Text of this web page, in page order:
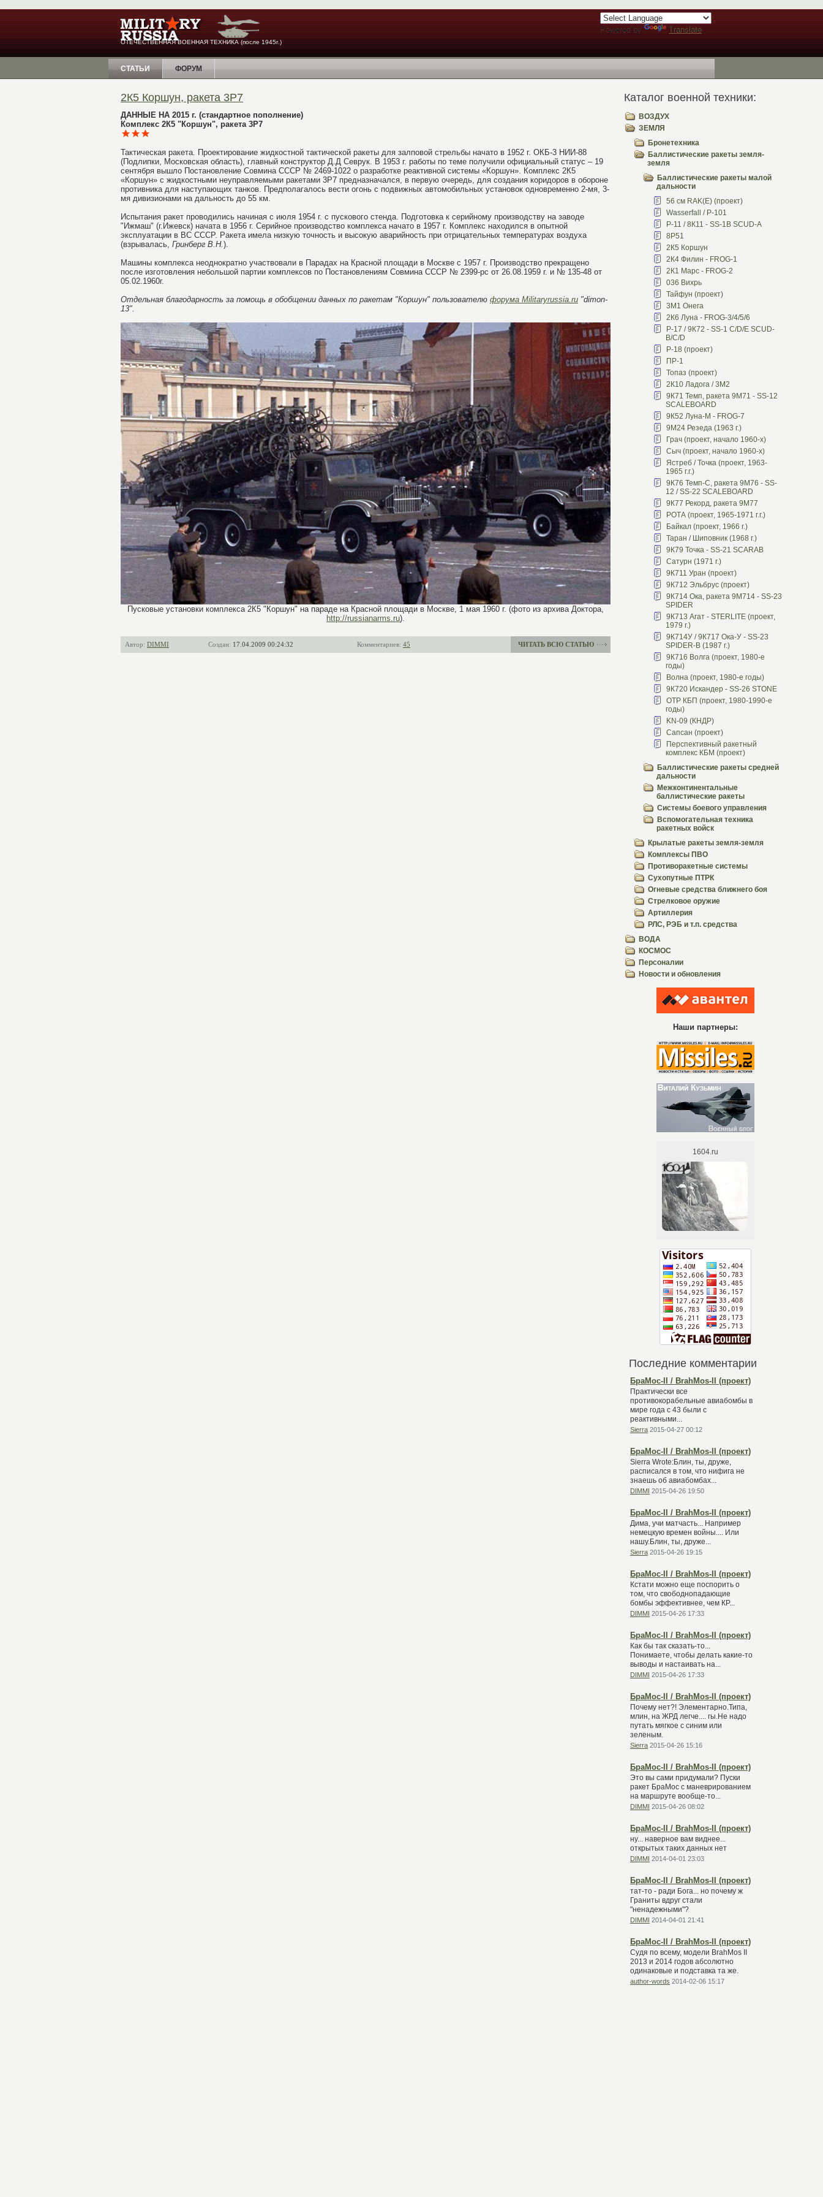
Powered by Translate
ОТЕЧЕСТВЕННАЯ ВОЕННАЯ ТЕХНИКА (после 1945г.)
СТАТЬИ ФОРУМ
2К5 Коршун, ракета 3Р7
ДАННЫЕ НА 2015 г. (стандартное пополнение)
Комплекс 2К5 "Коршун", ракета 3Р7
Тактическая ракета. Проектирование жидкостной тактической ракеты для залповой стрельбы начато в 1952 г. ОКБ-3 НИИ-88
(Подлипки, Московская область), главный конструктор Д.Д Севрук. В 1953 г. работы по теме получили официальный статус – 19
сентября вышло Постановление Совмина СССР № 2469-1022 о разработке реактивной системы «Коршун». Комплекс 2К5
«Коршун» с жидкостными неуправляемыми ракетами 3Р7 предназначался, в первую очередь, для создания коридоров в обороне
противника для наступающих танков. Предполагалось вести огонь с подвижных автомобильных установок одновременно 2-мя, 3-
мя дивизионами на дальность до 55 км.
Испытания ракет проводились начиная с июля 1954 г. с пускового стенда. Подготовка к серийному производству на заводе
"Ижмаш" (г.Ижевск) начата в 1956 г. Серийное производство комплекса начато в 1957 г. Комплекс находился в опытной
эксплуатации в ВС СССР. Ракета имела низкую точность и высокую аварийность при отрицательных температурах воздуха
(взрывалась, Гринберг В.Н.).
Машины комплекса неоднократно участвовали в Парадах на Красной площади в Москве с 1957 г. Производство прекращено
после изготовления небольшой партии комплексов по Постановлениям Совмина СССР № 2399-рс от 26.08.1959 г. и № 135-48 от
05.02.1960г.
Отдельная благодарность за помощь в обобщении данных по ракетам "Коршун" пользователю форума Militaryrussia.ru "dimon-
13".
Пусковые установки комплекса 2К5 "Коршун" на параде на Красной площади в Москве, 1 мая 1960 г. (фото из архива Доктора,
http://russianarms.ru).
Автор: DIMMI Создан: 17.04.2009 00:24:32 Комментариев: 45 ЧИТАТЬ ВСЮ СТАТЬЮ
Каталог военной техники:
ВОЗДУХ
ЗЕМЛЯ
Бронетехника
Баллистические ракеты земля-
земля
Баллистические ракеты малой
дальности
56 см RAK(E) (проект)
Wasserfall / Р-101
Р-11 / 8К11 - SS-1B SCUD-A
8Р51
2К5 Коршун
2К4 Филин - FROG-1
2К1 Марс - FROG-2
036 Вихрь
Тайфун (проект)
3М1 Онега
2К6 Луна - FROG-3/4/5/6
Р-17 / 9К72 - SS-1 C/D/E SCUD-
B/C/D
Р-18 (проект)
ПР-1
Топаз (проект)
2К10 Ладога / 3М2
9К71 Темп, ракета 9М71 - SS-12
SCALEBOARD
9К52 Луна-М - FROG-7
9М24 Резеда (1963 г.)
Грач (проект, начало 1960-х)
Сыч (проект, начало 1960-х)
Ястреб / Точка (проект, 1963-
1965 г.г.)
9К76 Темп-С, ракета 9М76 - SS-
12 / SS-22 SCALEBOARD
9К77 Рекорд, ракета 9М77
РОТА (проект, 1965-1971 г.г.)
Байкал (проект, 1966 г.)
Таран / Шиповник (1968 г.)
9К79 Точка - SS-21 SCARAB
Сатурн (1971 г.)
9К711 Уран (проект)
9К712 Эльбрус (проект)
9К714 Ока, ракета 9М714 - SS-23
SPIDER
9К713 Агат - STERLITE (проект,
1979 г.)
9К714У / 9К717 Ока-У - SS-23
SPIDER-B (1987 г.)
9К716 Волга (проект, 1980-е
годы)
Волна (проект, 1980-е годы)
9К720 Искандер - SS-26 STONE
ОТР КБП (проект, 1980-1990-е
годы)
KN-09 (КНДР)
Сапсан (проект)
Перспективный ракетный
комплекс КБМ (проект)
Баллистические ракеты средней
дальности
Межконтинентальные
баллистические ракеты
Системы боевого управления
Вспомогательная техника
ракетных войск
Крылатые ракеты земля-земля
Комплексы ПВО
Противоракетные системы
Сухопутные ПТРК
Огневые средства ближнего боя
Стрелковое оружие
Артиллерия
РЛС, РЭБ и т.п. средства
ВОДА
КОСМОС
Персоналии
Новости и обновления
Наши партнеры:
Последние комментарии
БраМос-II / BrahMos-II (проект)
Практически все
противокорабельные авиабомбы в
мире года с 43 были с
реактивными...
Sierra 2015-04-27 00:12
БраМос-II / BrahMos-II (проект)
Sierra Wrote:Блин, ты, друже,
расписался в том, что нифига не
знаешь об авиабомбах...
DIMMI 2015-04-26 19:50
БраМос-II / BrahMos-II (проект)
Дима, учи матчасть... Например
немецкую времен войны.... Или
нашу.Блин, ты, друже...
Sierra 2015-04-26 19:15
БраМос-II / BrahMos-II (проект)
Кстати можно еще поспорить о
том, что свободнопадающие
бомбы эффективнее, чем КР...
DIMMI 2015-04-26 17:33
БраМос-II / BrahMos-II (проект)
Как бы так сказать-то...
Понимаете, чтобы делать какие-то
выводы и настаивать на...
DIMMI 2015-04-26 17:33
БраМос-II / BrahMos-II (проект)
Почему нет?! Элементарно.Типа,
млин, на ЖРД легче.... гы.Не надо
путать мягкое с синим или
зеленым.
Sierra 2015-04-26 15:16
БраМос-II / BrahMos-II (проект)
Это вы сами придумали? Пуски
ракет БраМос с маневрированием
на маршруте вообще-то...
DIMMI 2015-04-26 08:02
БраМос-II / BrahMos-II (проект)
ну... наверное вам виднее...
открытых таких данных нет
DIMMI 2014-04-01 23:03
БраМос-II / BrahMos-II (проект)
тат-то - ради Бога... но почему ж
Граниты вдруг стали
"ненадежными"?
DIMMI 2014-04-01 21:41
БраМос-II / BrahMos-II (проект)
Судя по всему, модели BrahMos II
2013 и 2014 годов абсолютно
одинаковые и подставка та же.
author-words 2014-02-06 15:17